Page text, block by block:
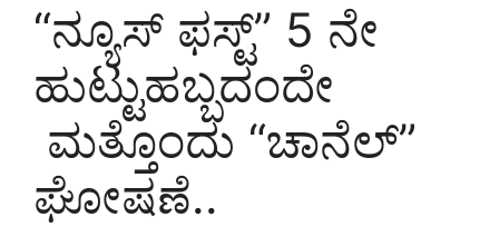
“ನ್ಯೂಸ್‌ ಫಸ್ಟ್‌” 5 ನೇ
ಹುಟ್ಟುಹಬ್ಬದಂದೇ
ಮತ್ತೊಂದು “ಚಾನೆಲ್‌”
ಘೋಷಣೆ..